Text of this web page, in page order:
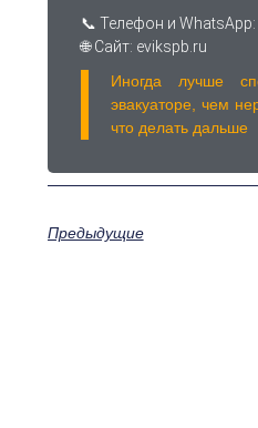
📞 Телефон и
🌐 Сайт: evikspb.ru
Иногда лучше
эвакуаторе, чем
что делать дальше
Предыдущие